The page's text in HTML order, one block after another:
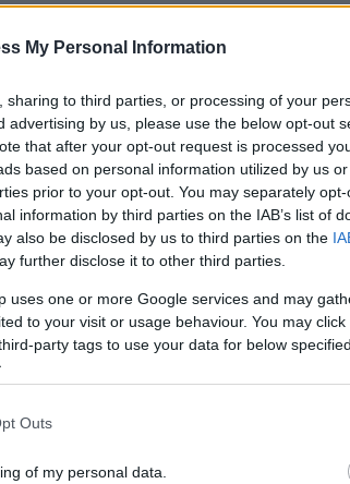
My Personal Information
sharing to third parties, or processing of your
advertising by us, please use the below opt-out
that after your opt-out request is processed
based on personal information utilized by us
prior to your opt-out. You may separately
information by third parties on the IAB’s list of
also be disclosed by us to third parties on the
further disclose it to other third parties.
uses one or more Google services and may
to your visit or usage behaviour. You may
party tags to use your data for below
Outs
of my personal data.
μία από τις 68.851
Εκπαίδευση για το
είναι διαθέσιμα, δεν
μεταβολές των βάσεων
Πεδίο, των
των Σπουδών Υγείας,
αντίστοιχα. Στο 2ο
Θετικών Σπουδών αναμένεται
της τάξεως των 200 έως 300